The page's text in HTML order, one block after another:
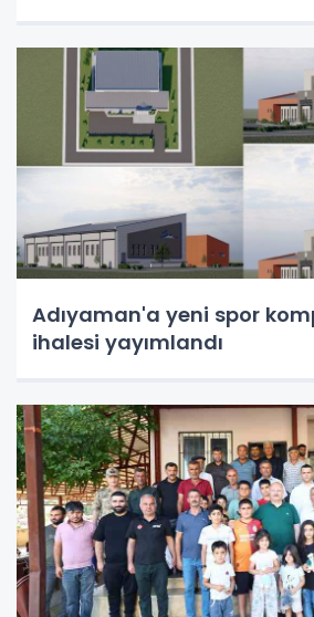
Adıyaman'a yeni spor
ihalesi yayımlandı